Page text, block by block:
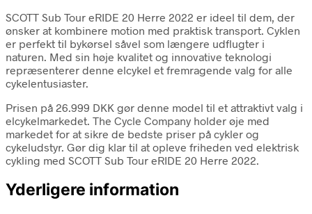
SCOTT Sub Tour eRIDE 20 Herre 2022 er ideel til dem, der
ønsker at kombinere motion med praktisk transport. Cyklen
er perfekt til bykørsel såvel som længere udflugter i
naturen. Med sin høje kvalitet og innovative teknologi
repræsenterer denne elcykel et fremragende valg for alle
cykelentusiaster.
Prisen på 26.999 DKK gør denne model til et attraktivt valg i
elcykelmarkedet. The Cycle Company holder øje med
markedet for at sikre de bedste priser på cykler og
cykeludstyr. Gør dig klar til at opleve friheden ved elektrisk
cykling med SCOTT Sub Tour eRIDE 20 Herre 2022.
Yderligere information